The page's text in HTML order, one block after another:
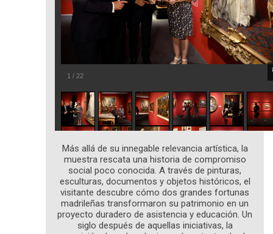
1 / 22
Más allá de su innegable relevancia artística, la
muestra rescata una historia de compromiso
social poco conocida. A través de pinturas,
esculturas, documentos y objetos históricos, el
visitante descubre cómo dos grandes fortunas
madrileñas transformaron su patrimonio en un
proyecto duradero de asistencia y educación. Un
siglo después de aquellas iniciativas, la